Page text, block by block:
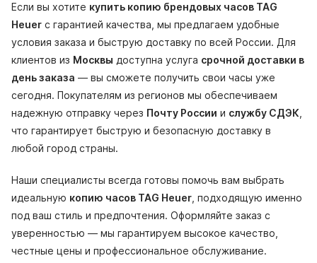
Если вы хотите купить копию брендовых часов TAG
Heuer с гарантией качества, мы предлагаем удобные
условия заказа и быструю доставку по всей России. Для
клиентов из Москвы доступна услуга срочной доставки в
день заказа — вы сможете получить свои часы уже
сегодня. Покупателям из регионов мы обеспечиваем
надежную отправку через Почту России и службу СДЭК
что гарантирует быструю и безопасную доставку в
любой город страны.
Наши специалисты всегда готовы помочь вам выбрать
идеальную копию часов TAG Heuer , подходящую именно
под ваш стиль и предпочтения. Оформляйте заказ с
уверенностью — мы гарантируем высокое качество,
честные цены и профессиональное обслуживание.